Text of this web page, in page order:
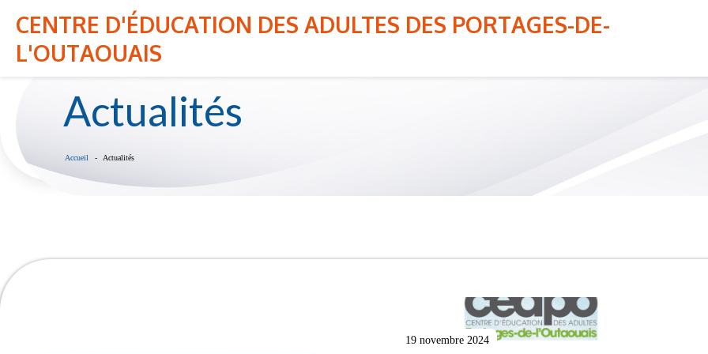
CENTRE D'ÉDUCATION DES ADULTES DES PORTAGES-DE-
L'OUTAOUAIS
NOTRE CENTRE ADMISSION ORGANISATION SCOLAIRE
Actualités
Accueil Actualités
19 novembre 2024